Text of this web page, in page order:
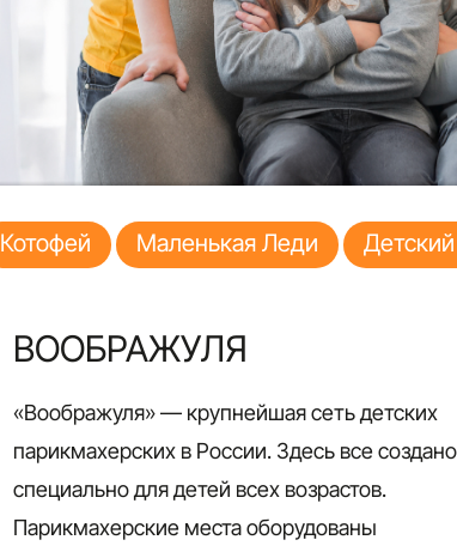
Котофей Маленькая Леди
ВООБРАЖУЛЯ
«Воображуля» — крупнейшая сеть детских
парикмахерских в России. Здесь все создано
специально для детей всех возрастов.
Парикмахерские места оборудованы